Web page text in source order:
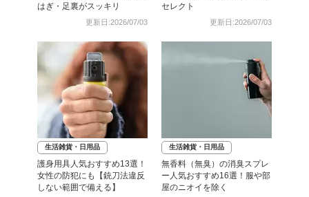
はぎ・足裏がスッキリ
更新日:2026/07/03
セレクト
更新日:2026/07/03
生活雑貨・日用品
護身用具人気おすすめ13選！
女性の防犯にも【銃刀法違反
しない範囲で備える】
生活雑貨・日用品
無香料（無臭）の消臭スプレ
ー人気おすすめ16選！服や部
屋のニオイを除く